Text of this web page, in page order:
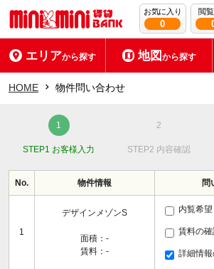
お気に入り
0
閲
エリアから探す 地図から探す
HOME 物件問い合わせ
STEP1 お客様入力 STEP2 内容確認
No. 物件情報 問
1
デザインメゾンS
面積：-
賃料：-
内覧希望
賃料の
詳細情